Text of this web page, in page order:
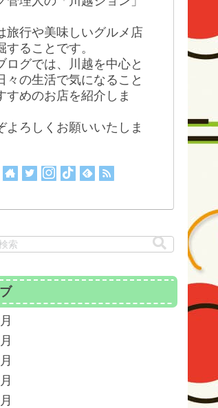
旅行や美味しいグルメ店
することです。
ログでは、川越を中心と
々の生活で気になること
すめのお店を紹介しま
よろしくお願いいたしま